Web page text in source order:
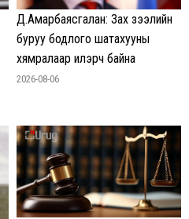
Д.Амарбаясгалан: Зах зээлийн
буруу бодлого шатахууны
хямралаар илэрч байна
2026-08-06